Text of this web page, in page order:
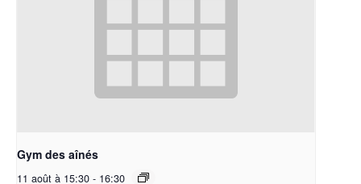
Gym des aînés
11 août à 15:30 - 16:30